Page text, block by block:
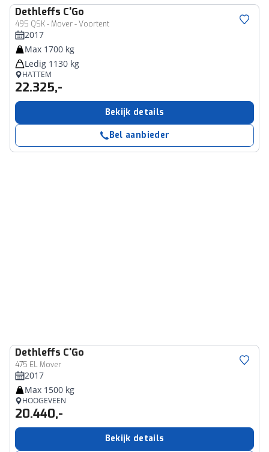
Dethleffs C'Go
495 QSK - Mover - Voortent
2017
Max 1700 kg
Ledig 1130 kg
HATTEM
22.325,-
Bekijk details
Bel aanbieder
Dethleffs C'Go
475 EL Mover
2017
Max 1500 kg
HOOGEVEEN
20.440,-
Bekijk details